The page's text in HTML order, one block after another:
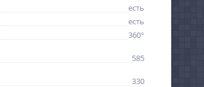
есть
есть
360°
585
330